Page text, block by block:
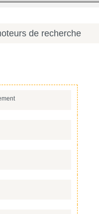
de recherche